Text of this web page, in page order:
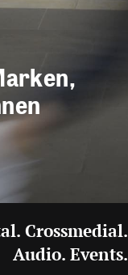
Crossmedial.
Audio. Events.